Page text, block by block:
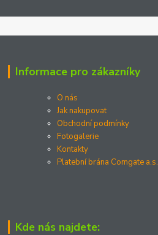
Informace pro zákazníky
O nás
Jak nakupovat
Obchodní podmínky
Fotogalerie
Kontakty
Platební brána Comgate a.s.
Kde nás najdete: